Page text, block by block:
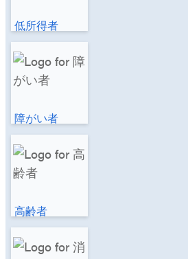
低所得者
障がい者
高齢者